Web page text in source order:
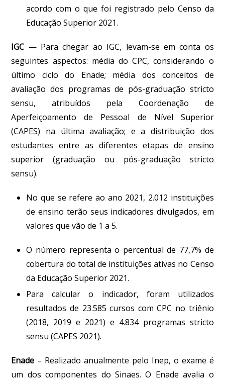
acordo com o que foi registrado pelo Censo da
Educação Superior 2021.
IGC — Para chegar ao IGC, levam-se em conta os
seguintes aspectos: média do CPC, considerando o
último ciclo do Enade; média dos conceitos de
avaliação dos programas de pós-graduação stricto
sensu, atribuídos pela Coordenação de
Aperfeiçoamento de Pessoal de Nível Superior
(CAPES) na última avaliação; e a distribuição dos
estudantes entre as diferentes etapas de ensino
superior (graduação ou pós-graduação stricto
sensu).
No que se refere ao ano 2021, 2.012 instituições
de ensino terão seus indicadores divulgados, em
valores que vão de 1 a 5.
O número representa o percentual de 77,7% de
cobertura do total de instituições ativas no Censo
da Educação Superior 2021.
Para calcular o indicador, foram utilizados
resultados de 23.585 cursos com CPC no triênio
(2018, 2019 e 2021) e 4.834 programas stricto
sensu (CAPES 2021).
Enade – Realizado anualmente pelo Inep, o exame é
um dos componentes do Sinaes. O Enade avalia o